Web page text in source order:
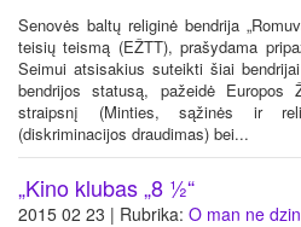
Senovės baltų religinė bendrija
teisių teismą (EŽTT), prašydama
Seimui atsisakius suteikti šiai
bendrijos statusą, pažeidė Europos
straipsnį (Minties, sąžinės ir
(diskriminacijos draudimas) bei...
„Kino klubas „8 ½“
2015 02 23 | Rubrika: O man ne dzin